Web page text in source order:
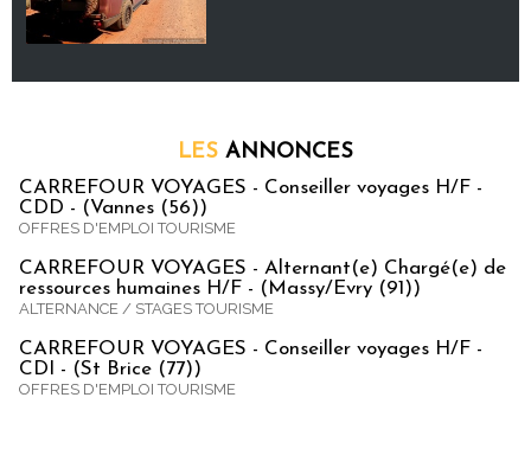
LES ANNONCES
CARREFOUR VOYAGES - Conseiller voyages H/F -
CDD - (Vannes (56))
OFFRES D'EMPLOI TOURISME
CARREFOUR VOYAGES - Alternant(e) Chargé(e) de
ressources humaines H/F - (Massy/Evry (91))
ALTERNANCE / STAGES TOURISME
CARREFOUR VOYAGES - Conseiller voyages H/F -
CDI - (St Brice (77))
OFFRES D'EMPLOI TOURISME